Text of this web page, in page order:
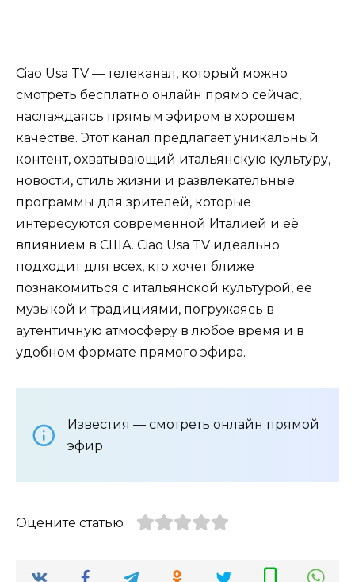
Ciao Usa TV — телеканал, который можно
смотреть бесплатно онлайн прямо сейчас,
наслаждаясь прямым эфиром в хорошем
качестве. Этот канал предлагает уникальный
контент, охватывающий итальянскую культуру,
новости, стиль жизни и развлекательные
программы для зрителей, которые
интересуются современной Италией и её
влиянием в США. Ciao Usa TV идеально
подходит для всех, кто хочет ближе
познакомиться с итальянской культурой, её
музыкой и традициями, погружаясь в
аутентичную атмосферу в любое время и в
удобном формате прямого эфира.
Известия — смотреть онлайн прямой
эфир
Оцените статью